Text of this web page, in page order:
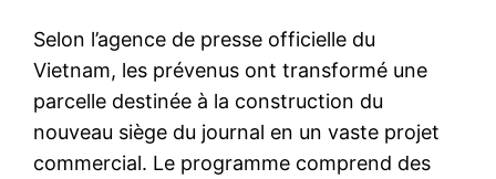
Selon l’agence de presse officielle du
Vietnam, les prévenus ont transformé une
parcelle destinée à la construction du
nouveau siège du journal en un vaste projet
commercial. Le programme comprend des